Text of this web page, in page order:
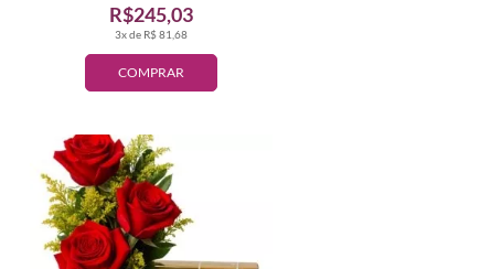
COMPRAR
3x de R$ 81,68
R$245,03